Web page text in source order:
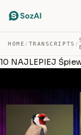
HOME / TRANSCRIPTS /
10 NAJLEPIEJ